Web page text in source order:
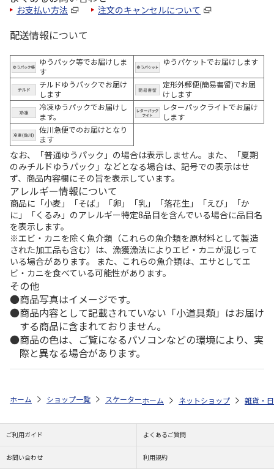
お支払い方法 注文のキャンセルについて
配送情報について
ゆうパック等でお届けしま
す
ゆうパケットでお届けします
チルドゆうパックでお届け
します
定形外郵便(簡易書留)でお届
けします
冷凍ゆうパックでお届けし
ます。
レターパックライトでお届け
します
佐川急便でのお届けとなり
ます
なお、「普通ゆうパック」の場合は表示しません。また、「夏期
のみチルドゆうパック」などとなる場合は、記号での表示はせ
ず、商品内容欄にその旨を表示しています。
アレルギー情報について
商品に「小麦」「そば」「卵」「乳」「落花生」「えび」「か
に」「くるみ」のアレルギー特定8品目を含んでいる場合に品目名
を表示します。
※エビ・カニを除く魚介類（これらの魚介類を原材料として製造
された加工品も含む）は、漁獲漁法によりエビ・カニが混じって
いる場合があります。 また、これらの魚介類は、エサとしてエ
ビ・カニを食べている可能性があります。
その他
商品写真はイメージです。
商品内容として記載されていない「小道具類」はお届け
する商品に含まれておりません。
商品の色は、ご覧になるパソコンなどの環境により、実
際と異なる場合があります。
ホーム ショップ一覧 スケーター ワンプッシュストローボトル クロ
ホーム ネットショップ 雑貨・
ご利用ガイド よくあるご質問
お問い合わせ 利用規約